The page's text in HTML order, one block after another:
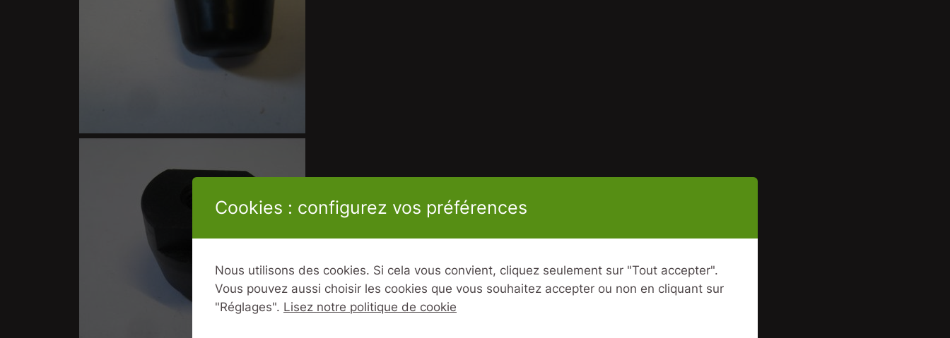
Cookies : configurez vos préférences
Nous utilisons des cookies. Si cela vous convient, cliquez seulement sur "Tout accepter".
Vous pouvez aussi choisir les cookies que vous souhaitez accepter ou non en cliquant sur
"Réglages". Lisez notre politique de cookie